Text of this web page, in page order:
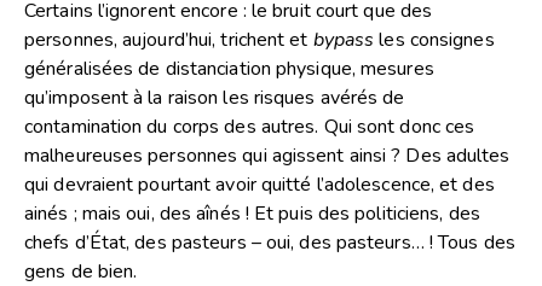
Certains l’ignorent encore : le bruit court que des
personnes, aujourd’hui, trichent et bypass les consignes
généralisées de distanciation physique, mesures
qu’imposent à la raison les risques avérés de
contamination du corps des autres. Qui sont donc ces
malheureuses personnes qui agissent ainsi ? Des adultes
qui devraient pourtant avoir quitté l’adolescence, et des
ainés ; mais oui, des aînés ! Et puis des politiciens, des
chefs d’État, des pasteurs – oui, des pasteurs… ! Tous des
gens de bien.